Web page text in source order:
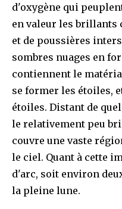
d'oxygène qui
en valeur les brillants
et de poussières
sombres nuages en
contiennent le
se former les étoiles,
étoiles. Distant de
le relativement peu
couvre une vaste
le ciel. Quant à cette
d'arc, soit environ
la pleine lune.